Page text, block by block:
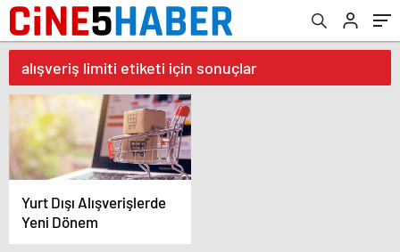
alışveriş limiti etiketi için sonuçlar
Yurt Dışı Alışverişlerde
Yeni Dönem